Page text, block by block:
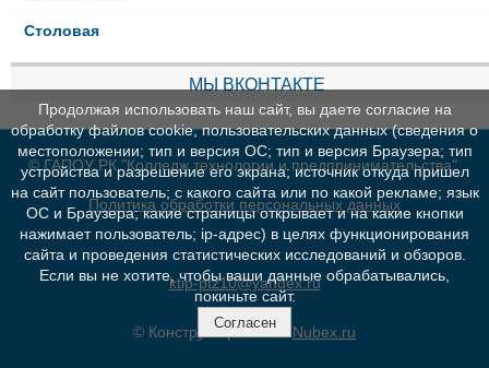
Столовая
МЫ ВКОНТАКТЕ
© ГАПОУ РК "Колледж технологии и предпринимательства"
Политика обработки персональных данных
ktip-ptz10@yandex.ru
© Конструктор сайтов Nubex.ru
Продолжая использовать наш сайт, вы даете согласие на
обработку файлов cookie, пользовательских данных (сведения о
местоположении; тип и версия ОС; тип и версия Браузера; тип
устройства и разрешение его экрана; источник откуда пришел
на сайт пользователь; с какого сайта или по какой рекламе; язык
ОС и Браузера; какие страницы открывает и на какие кнопки
нажимает пользователь; ip-адрес) в целях функционирования
сайта и проведения статистических исследований и обзоров.
Если вы не хотите, чтобы ваши данные обрабатывались,
покиньте сайт.
Согласен